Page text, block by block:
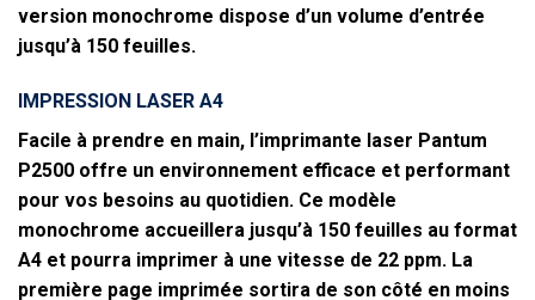
version monochrome dispose d’un volume d’entrée
jusqu’à 150 feuilles.
IMPRESSION LASER A4
Facile à prendre en main, l’imprimante laser Pantum
P2500 offre un environnement efficace et performant
pour vos besoins au quotidien. Ce modèle
monochrome accueillera jusqu’à 150 feuilles au format
A4 et pourra imprimer à une vitesse de 22 ppm. La
première page imprimée sortira de son côté en moins